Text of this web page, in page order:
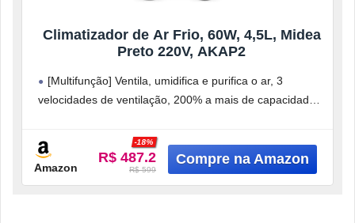
Climatizador de Ar Frio, 60W, 4,5L, Midea
Preto 220V, AKAP2
[Multifunção] Ventila, umidifica e purifica o ar, 3
velocidades de ventilação, 200% a mais de capacidade
Amazon
R$ 487.2
-18%
R$ 599